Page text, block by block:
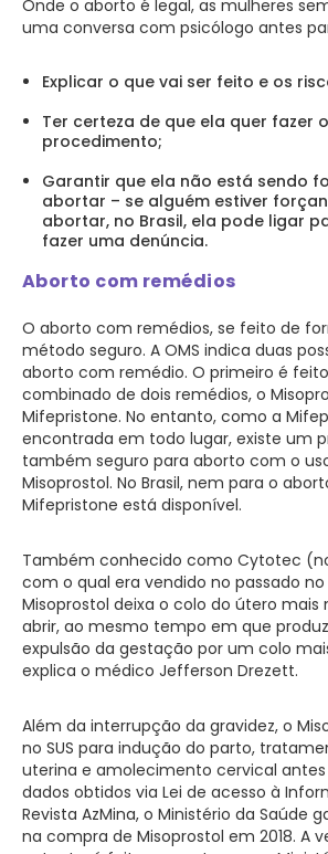
Onde o aborto é legal, as mulheres
uma conversa com psicólogo antes
Explicar o que vai ser feito e os
Ter certeza de que ela quer fazer o
procedimento;
Garantir que ela não está sendo
abortar – se alguém estiver
abortar, no Brasil, ela pode ligar
fazer uma denúncia.
Aborto com remédios
O aborto com remédios, se feito de
método seguro. A OMS indica duas
aborto com remédio. O primeiro é
combinado de dois remédios, o
Mifepristone. No entanto, como a
encontrada em todo lugar, existe um
também seguro para aborto com o
Misoprostol. No Brasil, nem para o
Mifepristone está disponível.
Também conhecido como Cytotec
com o qual era vendido no passado no
Misoprostol deixa o colo do útero mais
abrir, ao mesmo tempo em que
expulsão da gestação por um colo
explica o médico Jefferson Drezett.
Além da interrupção da gravidez, o
no SUS para indução do parto,
uterina e amolecimento cervical antes
dados obtidos via Lei de acesso à
Revista AzMina, o Ministério da Saúde
na compra de Misoprostol em 2018. A